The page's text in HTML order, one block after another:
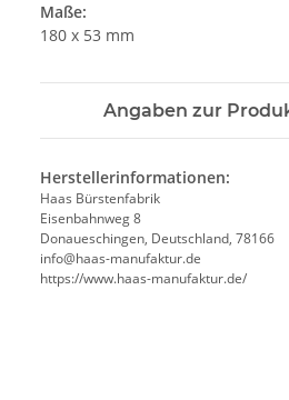
Maße:
180 x 53 mm
Angaben zur
Herstellerinformationen:
Haas Bürstenfabrik
Eisenbahnweg 8
Donaueschingen, Deutschland, 78166
info@haas-manufaktur.de
https://www.haas-manufaktur.de/